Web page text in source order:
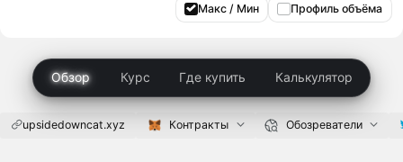
Макс / Мин Профиль объёма
Обзор Курс Где купить Калькулятор
upsidedowncat.xyz Контракты Обозреватели